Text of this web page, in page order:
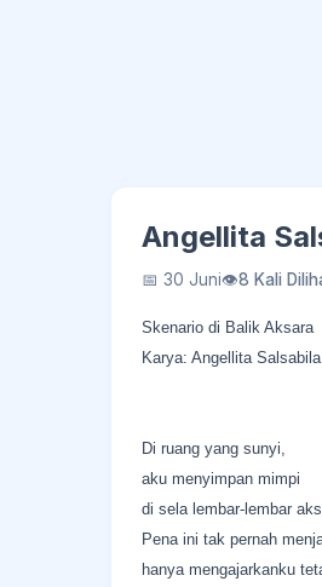
Angellita
📅 30 Juni👁8 Kali
Skenario di Balik Aksara
Karya: Angellita
Di ruang yang sunyi,
aku menyimpan mimpi
di sela lembar-lembar
Pena ini tak pernah
hanya mengajarkanku